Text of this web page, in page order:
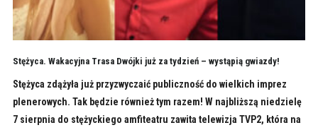
Stężyca. Wakacyjna Trasa Dwójki już za tydzień – wystąpią gwiazdy!
Stężyca zdążyła już przyzwyczaić publiczność do wielkich imprez
plenerowych. Tak będzie również tym razem! W najbliższą niedzielę
7 sierpnia do stężyckiego amfiteatru zawita telewizja TVP2, która na